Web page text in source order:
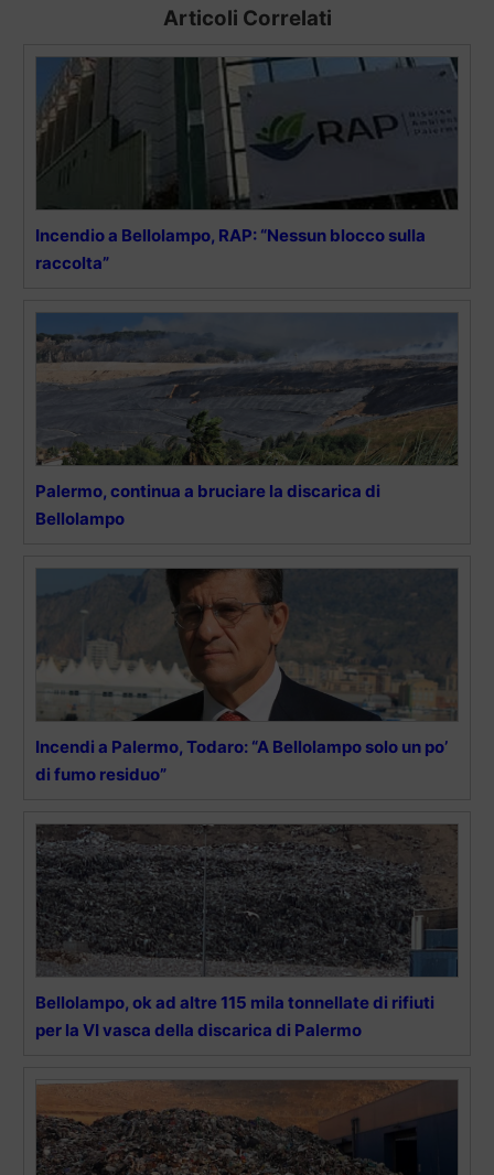
Articoli Correlati
Incendio a Bellolampo, RAP: “Nessun blocco sulla
raccolta”
Palermo, continua a bruciare la discarica di
Bellolampo
Incendi a Palermo, Todaro: “A Bellolampo solo un po’
di fumo residuo”
Bellolampo, ok ad altre 115 mila tonnellate di rifiuti
per la VI vasca della discarica di Palermo